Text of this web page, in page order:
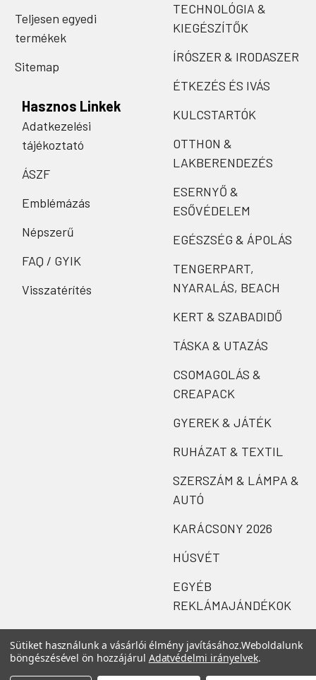
Teljesen egyedi
termékek
Sitemap
Hasznos Linkek
Adatkezelési
tájékoztató
ÁSZF
Emblémázás
Népszerű
FAQ / GYIK
Visszatérítés
TECHNOLÓGIA &
KIEGÉSZÍTŐK
ÍRÓSZER & IRODASZER
ÉTKEZÉS ÉS IVÁS
KULCSTARTÓK
OTTHON &
LAKBERENDEZÉS
ESERNYŐ &
ESŐVÉDELEM
EGÉSZSÉG & ÁPOLÁS
TENGERPART,
NYARALÁS, BEACH
KERT & SZABADIDŐ
TÁSKA & UTAZÁS
CSOMAGOLÁS &
CREAPACK
GYEREK & JÁTÉK
RUHÁZAT & TEXTIL
SZERSZÁM & LÁMPA &
AUTÓ
KARÁCSONY 2026
HÚSVÉT
EGYÉB
REKLÁMAJÁNDÉKOK
Sütiket használunk a vásárlói élmény javításához.Weboldalunk
böngészésével ön hozzájárul Adatvédelmi irányelvek.